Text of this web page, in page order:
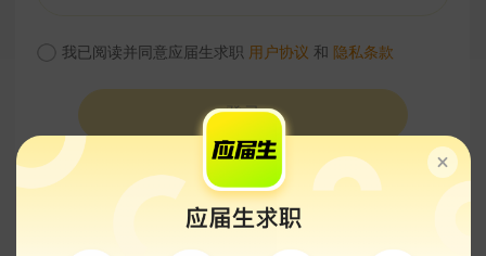
我已阅读并同意应届生求职 用户协议 和 隐私条款
登录